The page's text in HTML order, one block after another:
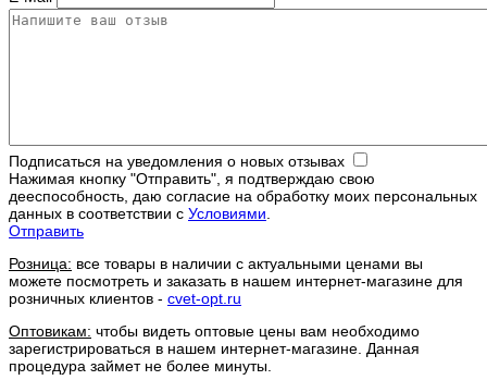
Подписаться на уведомления о новых отзывах
Нажимая кнопку "Отправить", я подтверждаю свою
дееспособность, даю согласие на обработку моих персональных
данных в соответствии с Условиями.
Отправить
Розница: все товары в наличии с актуальными ценами вы
можете посмотреть и заказать в нашем интернет-магазине для
розничных клиентов - cvet-opt.ru
Оптовикам: чтобы видеть оптовые цены вам необходимо
зарегистрироваться в нашем интернет-магазине. Данная
процедура займет не более минуты.